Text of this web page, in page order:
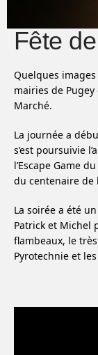
Fête
Quelques images
mairies de Pugey
Marché.
La journée a
s’est poursuivie
l’Escape Game
du centenaire de
La soirée a été
Patrick et Michel
flambeaux, le
Pyrotechnie et